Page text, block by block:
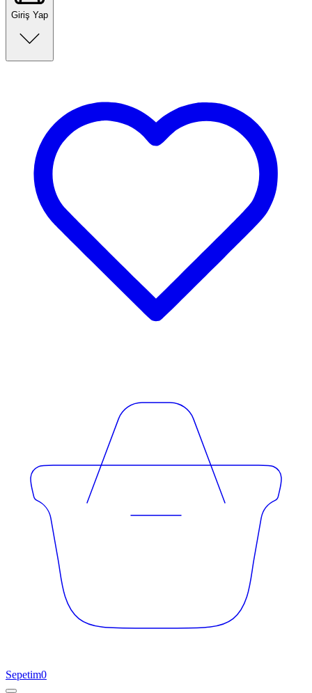
Giriş Yap
Sepetim0